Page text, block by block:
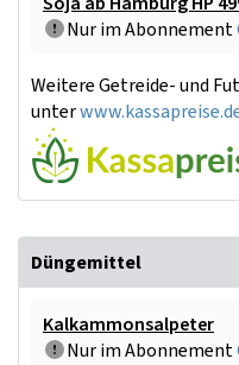
Nur im Abonnement
Weitere Getreide- und
unter
Düngemittel
Kalkammonsalpeter
Nur im Abonnement